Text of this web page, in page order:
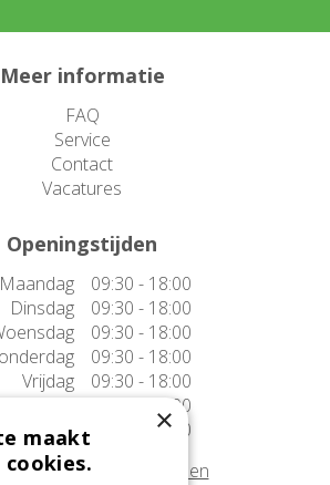
Meer informatie
FAQ
Service
Contact
Vacatures
Openingstijden
Maandag
09:30 - 18:00
Dinsdag
09:30 - 18:00
09:30 - 18:00
09:30 - 18:00
Vrijdag
09:30 - 18:00
Zaterdag
09:30 - 17:00
Zondag
10:00 - 17:00
openingstijden tonen
×
maakt